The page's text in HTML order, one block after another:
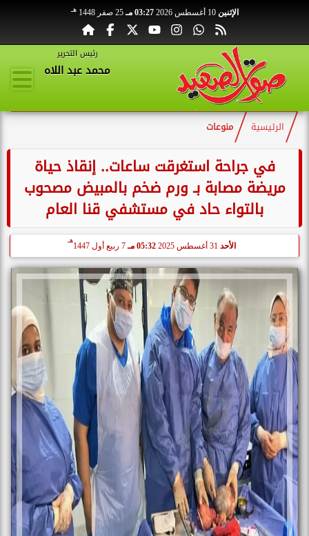
الإثنين 10 أغسطس 2026 03:27 مـ 25 صفر 1448 هـ
رئيس التحرير
محمد عبد اللاه
الرئيسية منوعات
في جراحة استغرقت ساعات.. إنقاذ حياة
مريضة مصابة بـ ورم ضخم بالمبيض مصحوب
بالتواء حاد في مستشفي قنا العام
الأحد 05:32 مـ 7 ربيع أول 1447
هـ